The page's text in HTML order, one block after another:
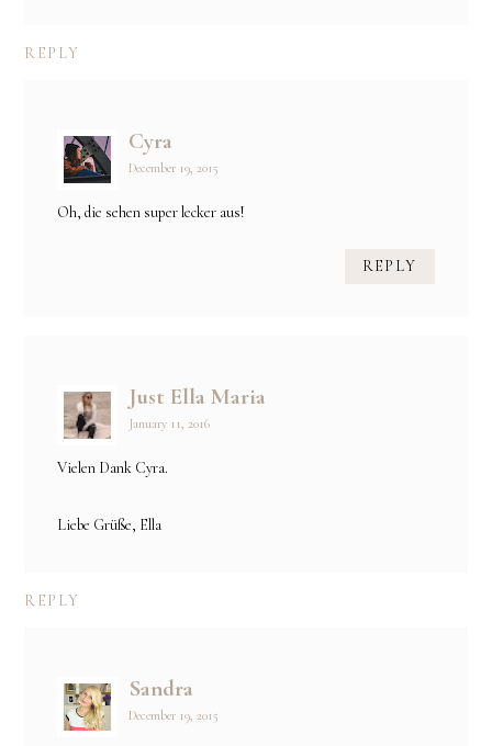
REPLY
Cyra
December 19, 2015
Oh, die sehen super lecker aus!
REPLY
Just Ella Maria
January 11, 2016
Vielen Dank Cyra.
Liebe Grüße, Ella
REPLY
Sandra
December 19, 2015